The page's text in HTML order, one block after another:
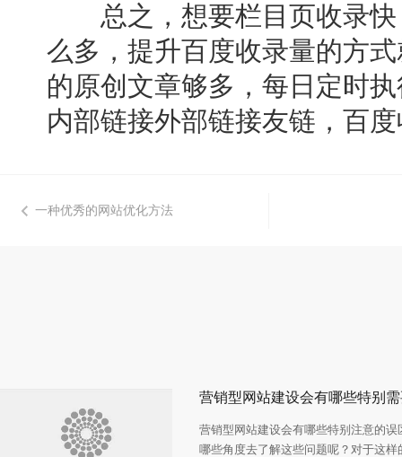
总之，想要栏目页收录快
么多，提升百度收录量的方
的原创文章够多，每日定时
内部链接外部链接友链，百
一种优秀的网站优化方法
营销型网站建设会有哪些特别注意的误
哪些角度去了解这些问题呢？对于这样